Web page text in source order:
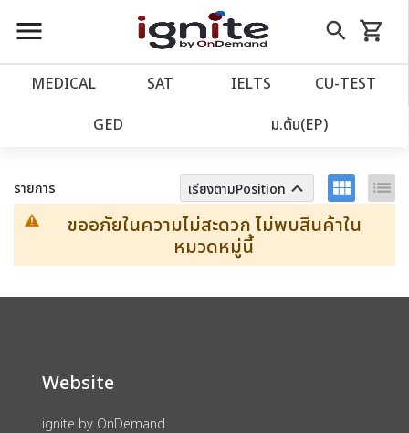
close
account_balance หน้าแรก
เว็บไซต์อิกไนท์
import_contacts วางแผนการเรียน
menu search
Skip
to
shopping_cart
รถเข็น
MEDICAL SAT IELTS CU‑TEST
GED ม.ต้น(EP)
ตัวกรอง
รายการ เรียงตามPosition keyboard_arrow_up view_module list
ขออภัยในความไม่สะดวก ไม่พบสินค้าใน
หมวดหมู่นี้
Website
ignite by OnDemand